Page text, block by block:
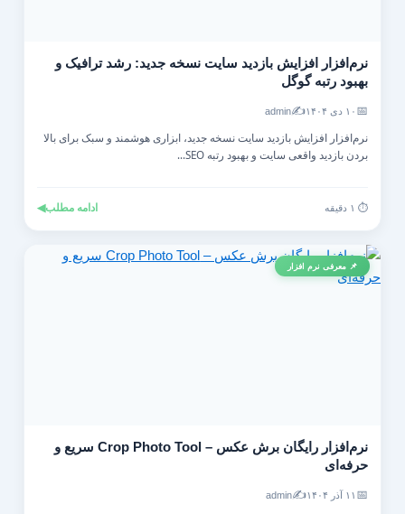
نرم‌افزار افزایش بازدید سایت نسخه جدید: رشد ترافیک و
بهبود رتبه گوگل
۱۰ دی ۱۴۰۴ ✍️
admin
نرم‌افزار افزایش بازدید سایت نسخه جدید، ابزاری هوشمند و سبک برای بالا
بردن بازدید واقعی سایت و بهبود رتبه SEO...
ادامه مطلب◀
📌 معرفی نرم افزار
نرم‌افزار رایگان برش عکس – Crop Photo Tool سریع و
حرفه‌ای
۱۱ آذر ۱۴۰۴ ✍️
admin